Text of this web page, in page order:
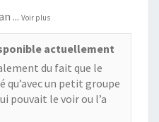
...Voir plus
actuellement
du fait que le
qu’avec un petit groupe
pouvait le voir ou l’a